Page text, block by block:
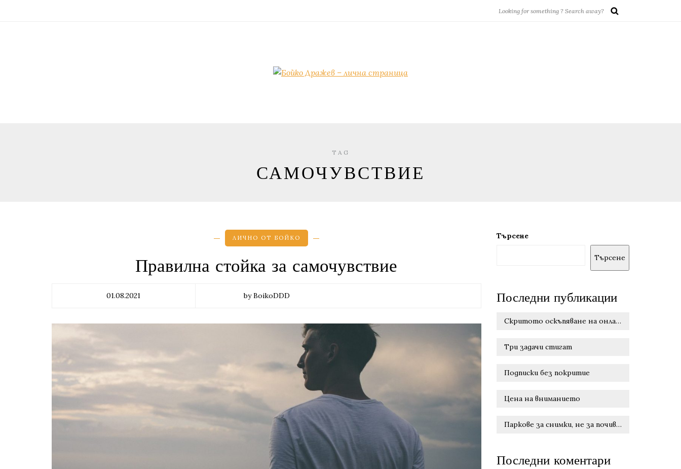
TAG
САМОЧУВСТВИЕ
ЛИЧНО ОТ БОЙКО
Правилна стойка за самочувствие
01.08.2021 by BoikoDDD
Търсене
Търсене
Последни публикации
Скритото оскъпяване на онлайн удобството
Три задачи стигат
Подписки без покритие
Цена на вниманието
Паркове за снимки, не за почивка
Последни коментари